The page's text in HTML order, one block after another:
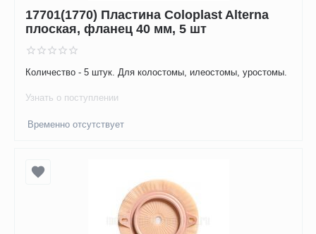
17701(1770) Пластина Coloplast Alterna
плоская, фланец 40 мм, 5 шт
Количество - 5 штук. Для колостомы, илеостомы, уростомы.
Узнать о поступлении
Временно отсутствует